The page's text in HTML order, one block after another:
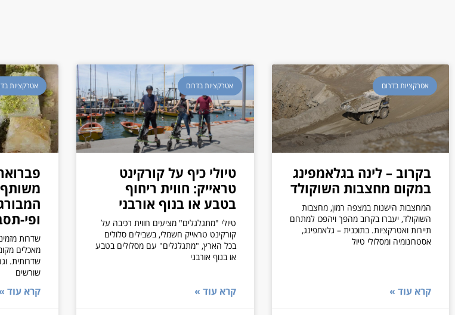
אטרקציות בדרום
בקרוב – לינה בגלאמפינג
במקום מחצבות השוקולד
המחצבות הישנות במצפה רמון, מחצבות
השוקולד, יעברו בקרוב מהפך ויהפכו למתחם
תיירות ואטרקציות. בתוכנית – גלאמפינג,
אסטרונומיה ומסלולי טיול
קרא עוד »
אטרקציות בדרום
טיולי כיף על קורקינט
טראייק: חווית ריחוף
בטבע או בנוף אורבני
טיולי "מתגלגלים" מציעים חווית רכיבה על
קורקינט טראייק חשמלי, בשבילים סלולים
בכל הארץ, "מתגלגלים" עם מסלולים בטבע
או בנוף אורבני
קרא עוד »
אטרקציות
ופי-
שדרות
מאכלים
שדרותית.
שורשים
קרא עוד